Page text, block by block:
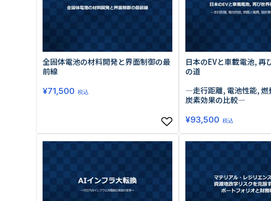
骨・関節
循環器・代謝
戦略
デジタル・Dtx
ファイン・スペシャリティ・原
CDMO
戦略
その他
消費者調査
戦略調査 素材・原料・R&D調査 海外・グロー
全固体電池の材料開発と界面制御の最
前線
¥71,500 税込
日本のEVと車載電池, 再
の道
―走行距離, 電池性能, 燃
炭素効果の比較―
¥93,500 税込